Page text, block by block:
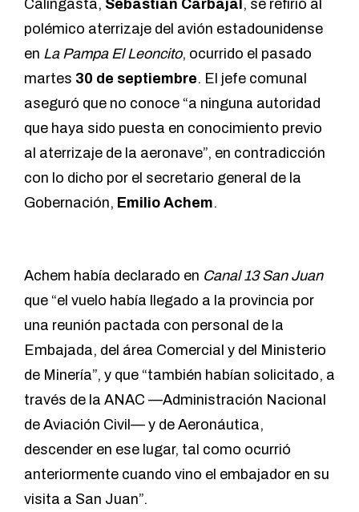
Calingasta, Sebastián Carbajal , se refirió al
polémico aterrizaje del avión estadounidense
en La Pampa El Leoncito, ocurrido el pasado
martes 30 de septiembre. El jefe comunal
aseguró que no conoce “a ninguna autoridad
que haya sido puesta en conocimiento previo
al aterrizaje de la aeronave”, en contradicción
con lo dicho por el secretario general de la
Gobernación, Emilio Achem.
Achem había declarado en Canal 13 San Juan
que “el vuelo había llegado a la provincia por
una reunión pactada con personal de la
Embajada, del área Comercial y del Ministerio
de Minería”, y que “también habían solicitado, a
través de la ANAC —Administración Nacional
de Aviación Civil— y de Aeronáutica,
descender en ese lugar, tal como ocurrió
anteriormente cuando vino el embajador en su
visita a San Juan”.